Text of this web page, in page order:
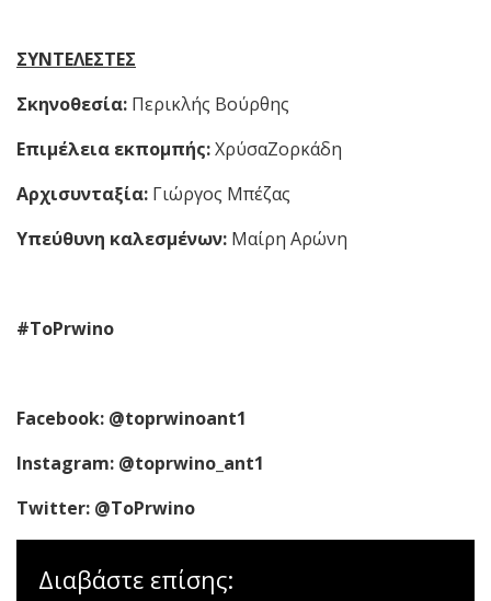
ΣΥΝΤΕΛΕΣΤΕΣ
Σκηνοθεσία: Περικλής Βούρθης
Επιμέλεια εκπομπής:XρύσαΖορκάδη
Αρχισυνταξία: Γιώργος Μπέζας
Υπεύθυνη καλεσμένων: Μαίρη Αρώνη
#ToPrwino
Facebook: @toprwinoant1
Instagram: @toprwino_ant1
Twitter: @ToPrwinο
Διαβάστε επίσης: